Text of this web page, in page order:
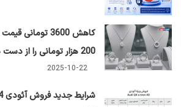
کاهش 3600
200 هزار تومانی را از دست داد
2025-10-22